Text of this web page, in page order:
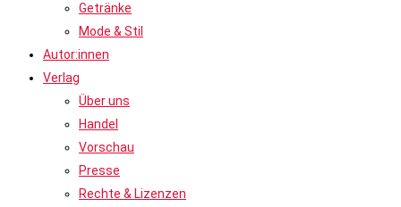
Getränke
Mode & Stil
Autor:innen
Verlag
Über uns
Handel
Vorschau
Presse
Rechte & Lizenzen